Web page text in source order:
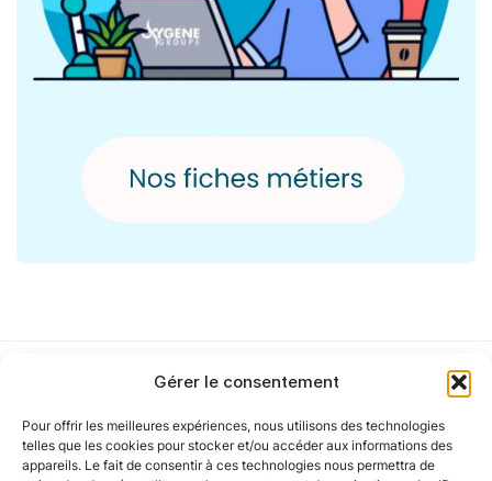
Gérer le consentement
Pour offrir les meilleures expériences, nous utilisons des technologies
telles que les cookies pour stocker et/ou accéder aux informations des
appareils. Le fait de consentir à ces technologies nous permettra de
Notre politique